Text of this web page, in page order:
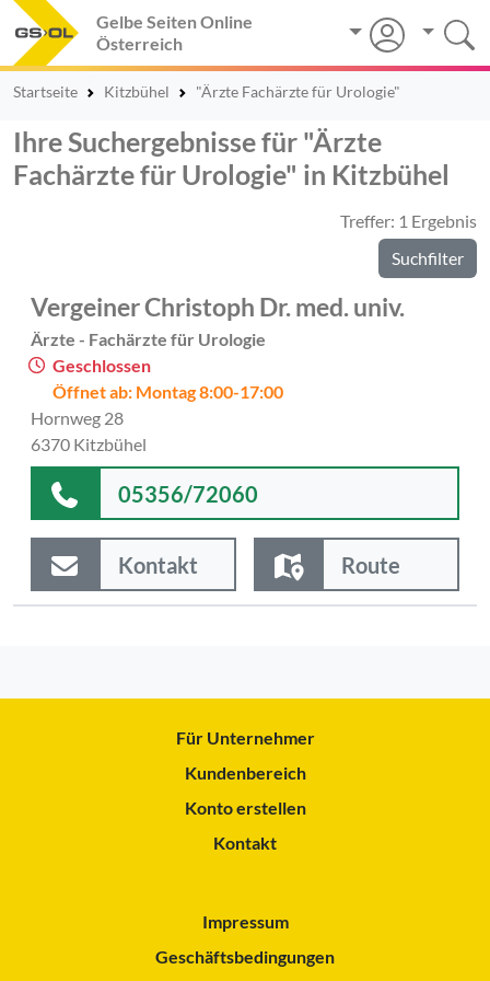
Gelbe Seiten Online
Österreich
Startseite Kitzbühel "Ärzte Fachärzte für Urologie"
Ihre Suchergebnisse für "Ärzte
Fachärzte für Urologie" in Kitzbühel
Treffer: 1 Ergebnis
Suchfilter
Vergeiner Christoph Dr. med. univ.
Ärzte - Fachärzte für Urologie
Geschlossen
Öffnet ab: Montag 8:00-17:00
Hornweg 28
6370 Kitzbühel
05356/72060
Kontakt Route
Für Unternehmer
Kundenbereich
Konto erstellen
Kontakt
Impressum
Geschäftsbedingungen